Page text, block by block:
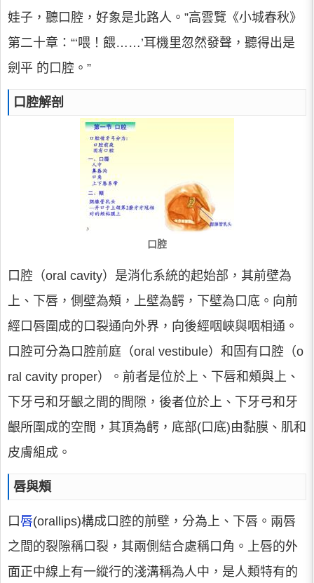
娃子，聽口腔，好象是北路人。”高雲覽《小城春秋》
第二十章：“‘喂！餵……’耳機里忽然發聲，聽得出是
劍平 的口腔。”
口腔解剖
口腔
口腔（oral cavity）是消化系統的起始部，其前壁為
上、下唇，側壁為頰，上壁為齶，下壁為口底。向前
經口唇圍成的口裂通向外界，向後經咽峽與咽相通。
口腔可分為口腔前庭（oral vestibule）和固有口腔（o
ral cavity proper）。前者是位於上、下唇和頰與上、
下牙弓和牙齦之間的間隙，後者位於上、下牙弓和牙
齦所圍成的空間，其頂為齶，底部(口底)由黏膜、肌和
皮膚組成。
唇與頰
口唇(orallips)構成口腔的前壁，分為上、下唇。兩唇
之間的裂隙稱口裂，其兩側結合處稱口角。上唇的外
面正中線上有一縱行的淺溝稱為人中，是人類特有的